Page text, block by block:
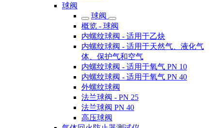
球阀
球阀
概览 - 球阀
内螺纹球阀 - 适用于乙炔
内螺纹球阀 - 适用于天然气、液化气
体、保护气和空气
内螺纹球阀 - 适用于氧气 PN 10
内螺纹球阀 - 适用于氧气 PN 40
外螺纹球阀
法兰球阀 - PN 25
法兰球阀 PN 40
高压球阀